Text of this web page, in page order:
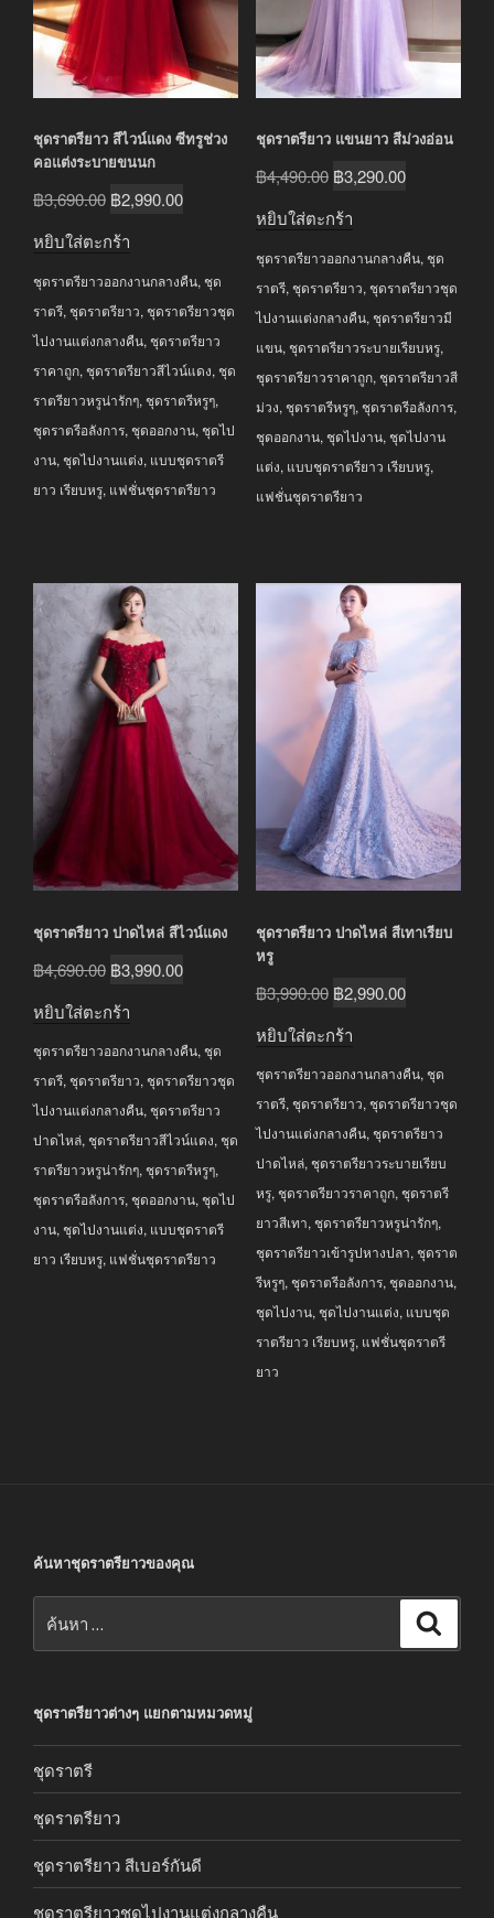
ชุดราตรียาว สีไวน์แดง ซีทรูช่วง
คอแต่งระบายขนนก
฿3,690.00 Original
฿3,690.00.
฿2,990.00Current
฿2,990.00.
หยิบใส่ตะกร้า
ชุดราตรียาวออกงานกลางคืน, ชุด
ราตรี, ชุดราตรียาว, ชุดราตรียาวชุด
ไปงานแต่งกลางคืน, ชุดราตรียาว
ราคาถูก, ชุดราตรียาวสีไวน์แดง, ชุด
ราตรียาวหรูน่ารักๆ, ชุดราตรีหรูๆ,
ชุดราตรีอลังการ, ชุดออกงาน, ชุดไป
งาน, ชุดไปงานแต่ง, แบบชุดราตรี
ยาว เรียบหรู, แฟชั่นชุดราตรียาว
ชุดราตรียาว แขนยาว สีม่วงอ่อน
฿4,490.00 Original
฿4,490.00.
฿3,290.00Current
฿3,290.00.
หยิบใส่ตะกร้า
ชุดราตรียาวออกงานกลางคืน, ชุด
ราตรี, ชุดราตรียาว, ชุดราตรียาวชุด
ไปงานแต่งกลางคืน, ชุดราตรียาวมี
แขน, ชุดราตรียาวระบายเรียบหรู,
ชุดราตรียาวราคาถูก, ชุดราตรียาวสี
ม่วง, ชุดราตรีหรูๆ, ชุดราตรีอลังการ,
ชุดออกงาน, ชุดไปงาน, ชุดไปงาน
แต่ง, แบบชุดราตรียาว เรียบหรู,
แฟชั่นชุดราตรียาว
ชุดราตรียาว ปาดไหล่ สีไวน์แดง
฿4,690.00 Original
฿4,690.00.
฿3,990.00Current
฿3,990.00.
หยิบใส่ตะกร้า
ชุดราตรียาวออกงานกลางคืน,ชุด
ราตรี,ชุดราตรียาว,ชุดราตรียาวชุด
ไปงานแต่งกลางคืน,ชุดราตรียาว
ปาดไหล่,ชุดราตรียาวสีไวน์แดง,ชุด
ราตรียาวหรูน่ารักๆ,ชุดราตรีหรูๆ,
ชุดราตรีอลังการ,ชุดออกงาน,ชุดไป
งาน,ชุดไปงานแต่ง, แบบชุดราตรี
ยาว เรียบหรู, แฟชั่นชุดราตรียาว
ชุดราตรียาว ปาดไหล่ สีเทาเรียบ
หรู
฿3,990.00 Original
฿3,990.00.
฿2,990.00Current
฿2,990.00.
หยิบใส่ตะกร้า
ชุดราตรียาวออกงานกลางคืน,ชุด
ราตรี,ชุดราตรียาว,ชุดราตรียาวชุด
ไปงานแต่งกลางคืน,ชุดราตรียาว
ปาดไหล่,ชุดราตรียาวระบายเรียบ
หรู,ชุดราตรียาวราคาถูก,ชุดราตรี
ยาวสีเทา,ชุดราตรียาวหรูน่ารักๆ,
ชุดราตรียาวเข้ารูปหางปลา,ชุดราต
รีหรูๆ,ชุดราตรีอลังการ,ชุดออกงาน,
ชุดไปงาน,ชุดไปงานแต่ง, แบบชุด
ราตรียาว เรียบหรู, แฟชั่นชุดราตรี
ยาว
ค้นหาชุดราตรียาวของคุณ
ชุดราตรียาวต่างๆ แยกตามหมวดหมู่
ชุดราตรี
ชุดราตรียาว
ชุดราตรียาว สีเบอร์กันดี
ชุดราตรียาวชุดไปงานแต่งกลางคืน